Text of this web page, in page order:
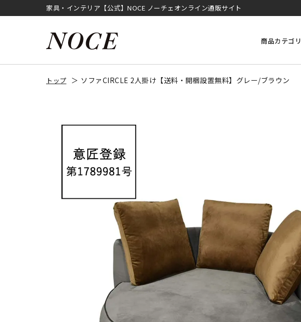
家具・インテリア【公式】NOCE ノーチェオンライン通販サイト
商品カテゴリ
トップ ソファCIRCLE 2人掛け【送料・開梱設置無料】グレー/ブラウン